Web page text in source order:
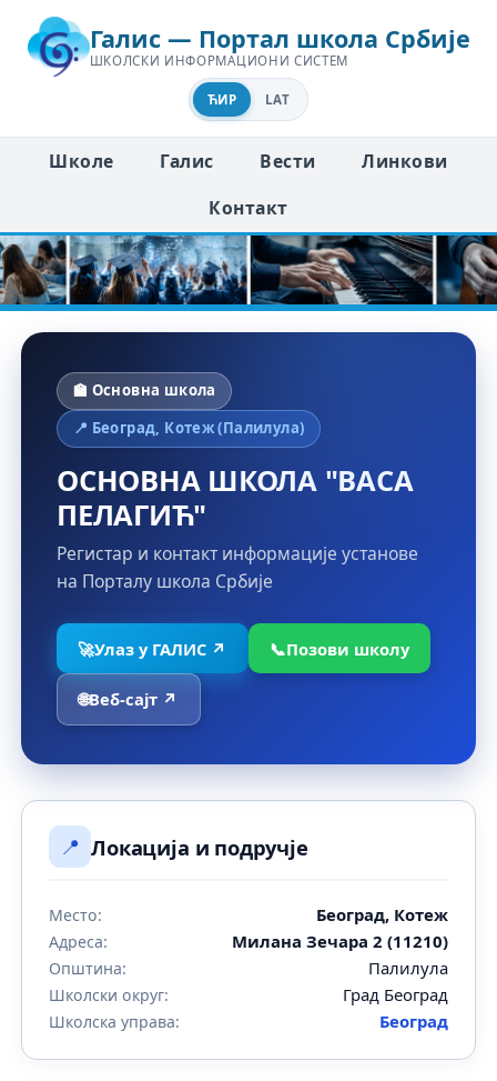
Галис — Портал школа Србије
ШКОЛСКИ ИНФОРМАЦИОНИ СИСТЕМ
ЋИР LAT
Школе Галис Вести
Линкови
Контакт
🏫 Основна школа
📍 Београд, Котеж (Палилула)
ОСНОВНА ШКОЛА "ВАСА
ПЕЛАГИЋ"
Регистар и контакт информације установе
на Порталу школа Србије
🚀Улаз у ГАЛИС ↗ 📞Позови школу
🌐Веб-сајт ↗
📍 Локација и подручје
Место: Београд, Котеж
Адреса: Милана Зечара 2 (11210)
Општина: Палилула
Школски округ: Град Београд
Школска управа: Београд